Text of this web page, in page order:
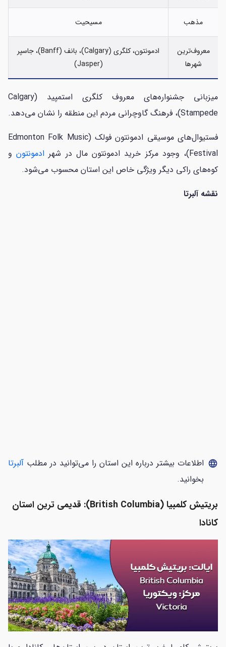
مذهب مسیحیت
معروف‌ترین
شهرها
ادمونتون، کلگری (Calgary)، بانف (Banff)، جاسپر
(Jasper)
میزبانی جشنواره‌های معروف کلگری استمپید (Calgary
Stampede)، فرهنگ گاوچرانی مردم این منطقه را نشان می‌دهد.
فستیوال‌های موسیقی ادمونتون فولک (Edmonton Folk Music
Festival)، وجود مرکز خرید ادمونتون مال در شهر
ادمونتونو
کوه‌های راکی دیگر ویژگی خاص این استان محسوب می‌شود.
نقشه آلبرتا
language اطلاعات بیشتر درباره این استان را می‌توانید در مطلب آلبرتا
بخوانید.
بریتیش کلمبیا (British Columbia): قدیمی ترین استان
کانادا